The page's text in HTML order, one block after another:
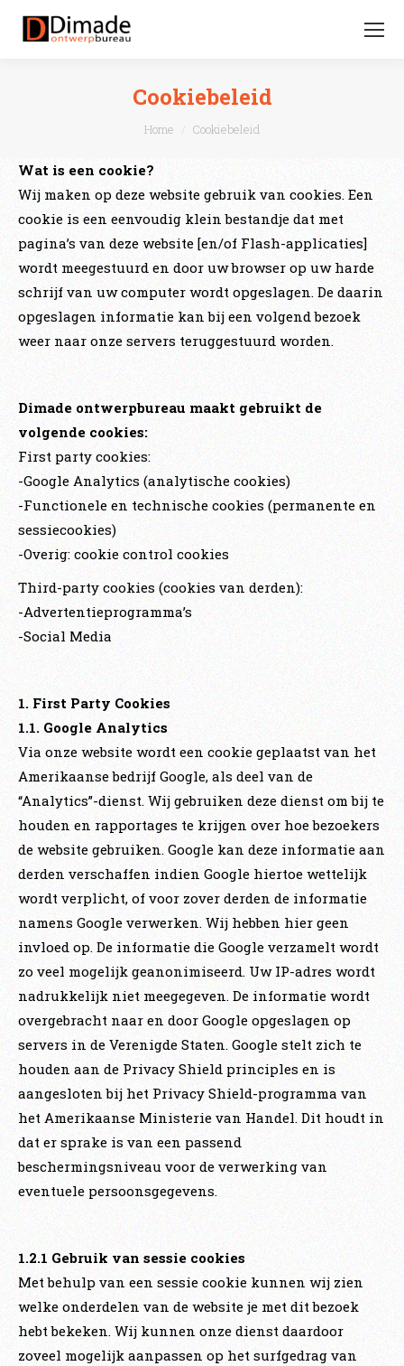
Search:
Cookiebeleid
You are here:
Home Cookiebeleid
Wat is een cookie?
Wij maken op deze website gebruik van cookies. Een
cookie is een eenvoudig klein bestandje dat met
pagina’s van deze website [en/of Flash-applicaties]
wordt meegestuurd en door uw browser op uw harde
schrijf van uw computer wordt opgeslagen. De daarin
opgeslagen informatie kan bij een volgend bezoek
weer naar onze servers teruggestuurd worden.
Dimade ontwerpbureau maakt gebruikt de
volgende cookies:
First party cookies:
-Google Analytics (analytische cookies)
-Functionele en technische cookies (permanente en
sessiecookies)
-Overig: cookie control cookies
Third-party cookies (cookies van derden):
-Advertentieprogramma’s
-Social Media
1. First Party Cookies
1.1. Google Analytics
Via onze website wordt een cookie geplaatst van het
Amerikaanse bedrijf Google, als deel van de
“Analytics”-dienst. Wij gebruiken deze dienst om bij te
houden en rapportages te krijgen over hoe bezoekers
de website gebruiken. Google kan deze informatie aan
derden verschaffen indien Google hiertoe wettelijk
wordt verplicht, of voor zover derden de informatie
namens Google verwerken. Wij hebben hier geen
invloed op. De informatie die Google verzamelt wordt
zo veel mogelijk geanonimiseerd. Uw IP-adres wordt
nadrukkelijk niet meegegeven. De informatie wordt
overgebracht naar en door Google opgeslagen op
servers in de Verenigde Staten. Google stelt zich te
houden aan de Privacy Shield principles en is
aangesloten bij het Privacy Shield-programma van
het Amerikaanse Ministerie van Handel. Dit houdt in
dat er sprake is van een passend
beschermingsniveau voor de verwerking van
eventuele persoonsgegevens.
1.2.1 Gebruik van sessie cookies
Met behulp van een sessie cookie kunnen wij zien
welke onderdelen van de website je met dit bezoek
hebt bekeken. Wij kunnen onze dienst daardoor
zoveel mogelijk aanpassen op het surfgedrag van